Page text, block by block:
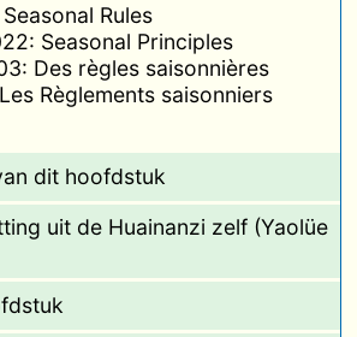
Rules
Seasonal Principles
Des règles saisonnières
Règlements saisonniers
dit hoofdstuk
uit de Huainanzi zelf (Yaolüe